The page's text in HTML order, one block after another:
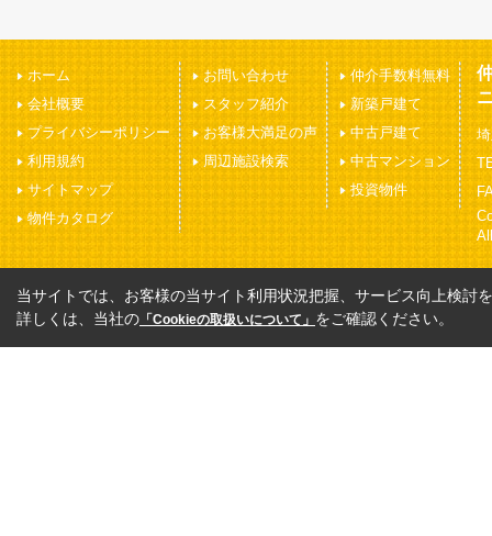
ホーム
会社概要
プライバシーポリシー
利用規約
サイトマップ
物件カタログ
お問い合わせ
スタッフ紹介
お客様大満足の声
周辺施設検索
仲介手数料無料
新築戸建て
中古戸建て
中古マンション
投資物件
当サイトでは、お客様の当サイト利用状況把握、サービス向上検討
詳しくは、当社の 「Cookieの取扱いについて」 をご確認ください。